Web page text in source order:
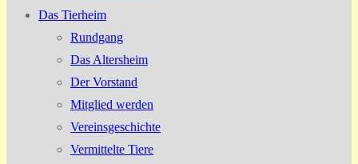
Das Tierheim
Rundgang
Das Altersheim
Der Vorstand
Mitglied werden
Vereinsgeschichte
Vermittelte Tiere